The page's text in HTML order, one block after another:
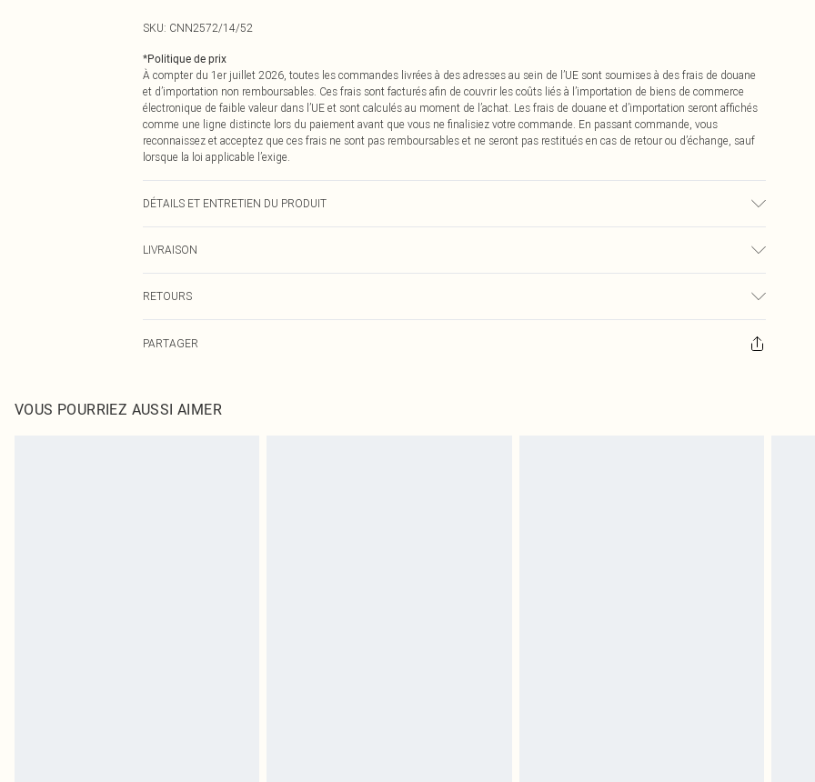
SKU: CNN2572/14/52
*Politique de prix
À compter du 1er juillet 2026, toutes les commandes livrées à des adresses au sein de l’UE sont soumises à des frais de douane
et d’importation non remboursables. Ces frais sont facturés afin de couvrir les coûts liés à l’importation de biens de commerce
électronique de faible valeur dans l’UE et sont calculés au moment de l’achat. Les frais de douane et d’importation seront affichés
comme une ligne distincte lors du paiement avant que vous ne finalisiez votre commande. En passant commande, vous
reconnaissez et acceptez que ces frais ne sont pas remboursables et ne seront pas restitués en cas de retour ou d’échange, sauf
lorsque la loi applicable l’exige.
DÉTAILS ET ENTRETIEN DU PRODUIT
LIVRAISON
€9.99
RETOURS
Veuillez noter que nous ne pouvons pas rembourser les masques tendance, les cosmétiques, les bijoux pour piercings, les jouets
également être essayées en intérieur. Les articles pour la maison, y compris le linge de lit, les matelas, les surmatelas et les
PARTAGER
VOUS POURRIEZ AUSSI AIMER